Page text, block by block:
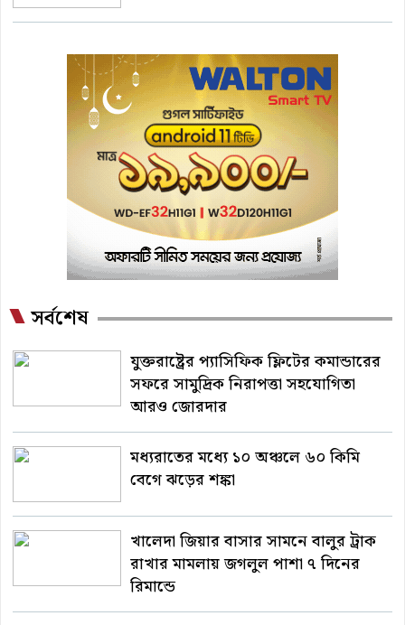
সর্বশেষ
যুক্তরাষ্ট্রের প্যাসিফিক ফ্লিটের কমান্ডারের
সফরে সামুদ্রিক নিরাপত্তা সহযোগিতা
আরও জোরদার
মধ্যরাতের মধ্যে ১০ অঞ্চলে ৬০ কিমি
বেগে ঝড়ের শঙ্কা
খালেদা জিয়ার বাসার সামনে বালুর ট্রাক
রাখার মামলায় জগলুল পাশা ৭ দিনের
রিমান্ডে